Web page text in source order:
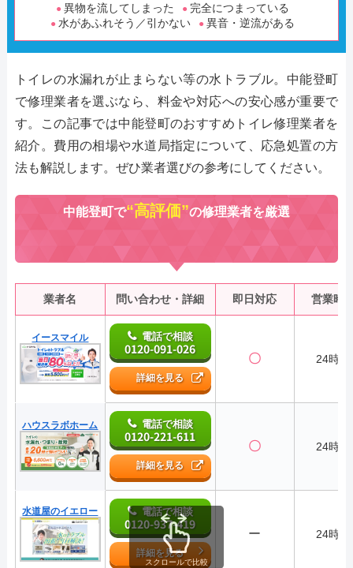
異物を流してしまった
完全につまっている
水があふれそう／引かない
異音・逆流がある
トイレの水漏れが止まらない等の水トラブル。中能登町
で修理業者を選ぶなら、料金や対応への安心感が重要で
す。この記事では中能登町のおすすめトイレ修理業者を
紹介。費用の相場や水道局指定について、応急処置の方
法も解説します。ぜひ業者選びの参考にしてください。
中能登町で“高評価”の修理業者を厳選
業者名 問い合わせ・詳細 即日対応 営業時
イースマイル 電話で相談
0120-091-026
詳細を見る
〇 24時間
ハウスラボホーム 電話で相談
0120-221-611
詳細を見る
〇 24時間
水道屋のイエロー 電話で相談
0120-937-419
詳細を見る
ー 24時間
スクロールで比較